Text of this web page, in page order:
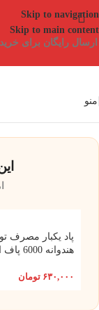
Skip to navigation
Skip to main content
منو
پاد یکبار مصرف
هندوانه 6000 پاف اینو بار
۶۳۰,۰۰۰ تومان